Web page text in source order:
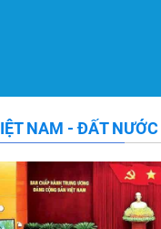
NAM - ĐẤT NƯỚC